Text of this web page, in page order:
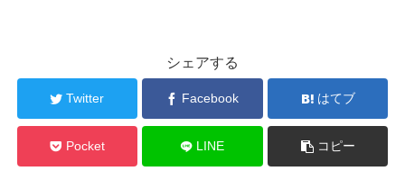
シェアする
Twitter Facebook はてブ
Pocket LINE コピー